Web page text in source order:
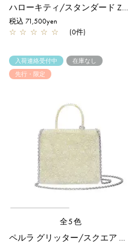
ハローキティ/スタンダード Z/マットホワイト
税込 71,500yen
☆ ☆ ☆ ☆ ☆ (0件)
入荷連絡受付中
在庫なし
先行・限定
全5色
ペルラ グリッター/スクエア スモール/オーロラトラスパレンテ【オンラインストア先行販売カラー】